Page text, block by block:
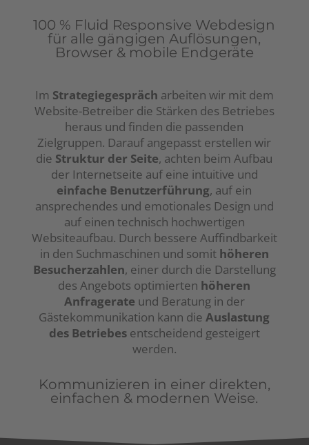
100 % Fluid Responsive Webdesign
für alle gängigen Auflösungen,
Browser & mobile Endgeräte
Im Strategiegespräch arbeiten wir mit dem
Website-Betreiber die Stärken des Betriebes
heraus und finden die passenden
Zielgruppen. Darauf angepasst erstellen wir
die Struktur der Seite, achten beim Aufbau
der Internetseite auf eine intuitive und
einfache Benutzerführung, auf ein
ansprechendes und emotionales Design und
auf einen technisch hochwertigen
Websiteaufbau. Durch bessere Auffindbarkeit
in den Suchmaschinen und somit höheren
Besucherzahlen, einer durch die Darstellung
des Angebots optimierten höheren
Anfragerate und Beratung in der
Gästekommunikation kann dieAuslastung
des Betriebesentscheidend gesteigert
werden.
Kommunizieren in einer direkten,
einfachen & modernen Weise.